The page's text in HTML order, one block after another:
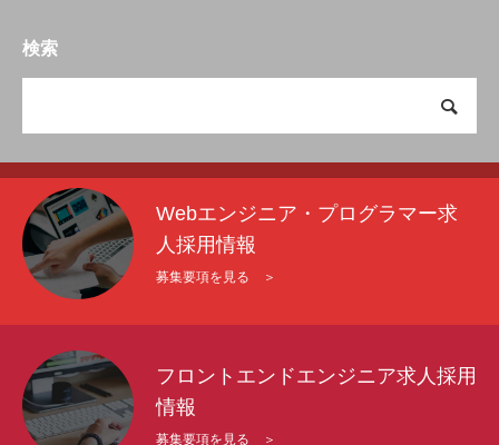
検索
Webエンジニア・プログラマー求
人採用情報
募集要項を見る ＞
フロントエンドエンジニア求人採用
情報
募集要項を見る ＞